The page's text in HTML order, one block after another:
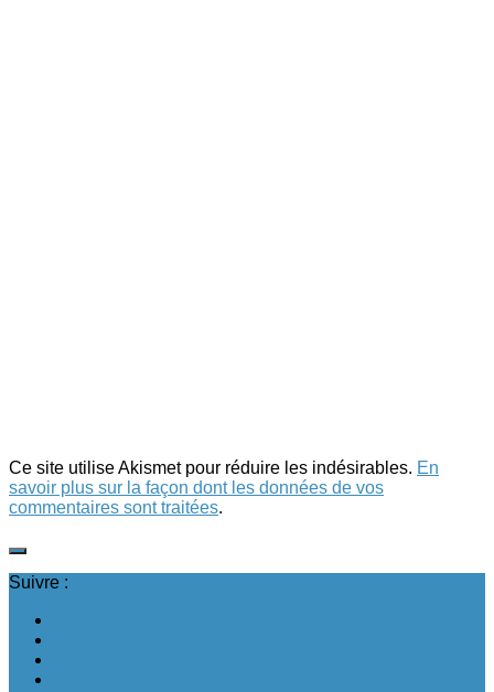
Ce site utilise Akismet pour réduire les indésirables. En
savoir plus sur la façon dont les données de vos
commentaires sont traitées.
Suivre :